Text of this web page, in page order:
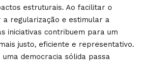
estruturais. Ao facilitar o
a regularização e estimular a
iniciativas contribuem para um
justo, eficiente e representativo.
uma democracia sólida passa